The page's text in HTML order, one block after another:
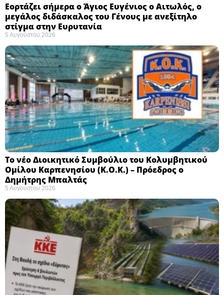
Εορτάζει σήμερα ο Άγιος Ευγένιος ο Αιτωλός, ο
μεγάλος διδάσκαλος του Γένους με ανεξίτηλο
στίγμα στην Ευρυτανία
5 Αυγούστου 2026
Το νέο Διοικητικό Συμβούλιο του Κολυμβητικού
Ομίλου Καρπενησίου (Κ.Ο.Κ.) – Πρόεδρος ο
Δημήτρης Μπαλτάς
5 Αυγούστου 2026